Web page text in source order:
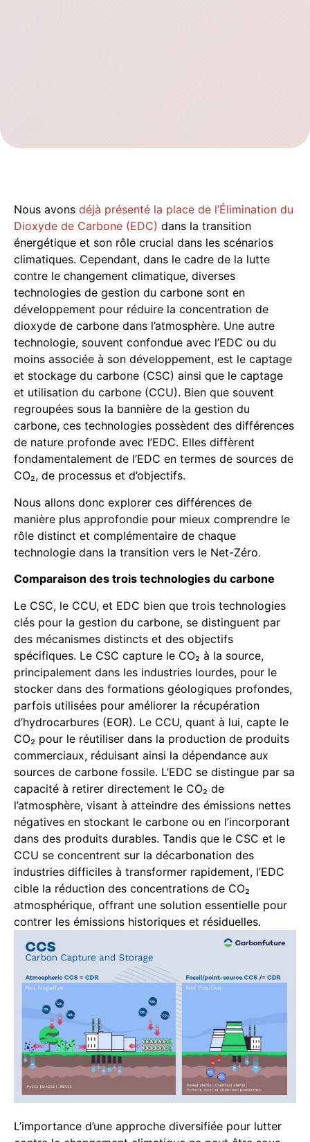
Nous avons déjà présenté la place de l’Élimination du
Dioxyde de Carbone (EDC) dans la transition
énergétique et son rôle crucial dans les scénarios
climatiques. Cependant, dans le cadre de la lutte
contre le changement climatique, diverses
technologies de gestion du carbone sont en
développement pour réduire la concentration de
dioxyde de carbone dans l’atmosphère. Une autre
technologie, souvent confondue avec l’EDC ou du
moins associée à son développement, est le captage
et stockage du carbone (CSC) ainsi que le captage
et utilisation du carbone (CCU). Bien que souvent
regroupées sous la bannière de la gestion du
carbone, ces technologies possèdent des différences
de nature profonde avec l’EDC. Elles diffèrent
fondamentalement de l’EDC en termes de sources de
CO₂, de processus et d’objectifs.
Nous allons donc explorer ces différences de
manière plus approfondie pour mieux comprendre le
rôle distinct et complémentaire de chaque
technologie dans la transition vers le Net-Zéro.
Comparaison des trois technologies du carbone
Le CSC, le CCU, et EDC bien que trois technologies
clés pour la gestion du carbone, se distinguent par
des mécanismes distincts et des objectifs
spécifiques. Le CSC capture le CO₂ à la source,
principalement dans les industries lourdes, pour le
stocker dans des formations géologiques profondes,
parfois utilisées pour améliorer la récupération
d’hydrocarbures (EOR). Le CCU, quant à lui, capte le
CO₂ pour le réutiliser dans la production de produits
commerciaux, réduisant ainsi la dépendance aux
sources de carbone fossile. L’EDC se distingue par sa
capacité à retirer directement le CO₂ de
l’atmosphère, visant à atteindre des émissions nettes
négatives en stockant le carbone ou en l’incorporant
dans des produits durables. Tandis que le CSC et le
CCU se concentrent sur la décarbonation des
industries difficiles à transformer rapidement, l’EDC
cible la réduction des concentrations de CO₂
atmosphérique, offrant une solution essentielle pour
contrer les émissions historiques et résiduelles.
L’importance d’une approche diversifiée pour lutter